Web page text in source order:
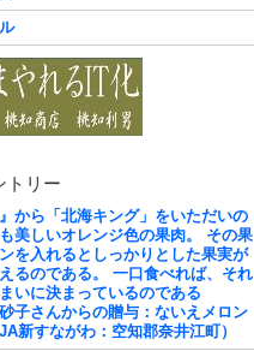
トリー
』から「北海キング」をいただいの
美しいオレンジ色の果肉。 その果
を入れるとしっかりとした果実が
るのである。 一口食べれば、それ
いに決まっているのである
砂子さんからの贈与：ないえメロン
新すながわ：空知郡奈井江町）